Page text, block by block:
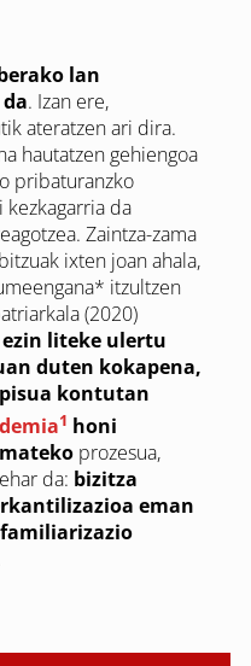
lan
. Izan ere,
ateratzen ari dira.
hautatzen gehiengoa
pribaturanzko
da
Zaintza-zama
ixten joan ahala,
itzultzen
(2020)
ezin liteke ulertu
duten kokapena,
kontutan
1 honi
prozesua,
da: bizitza
eman